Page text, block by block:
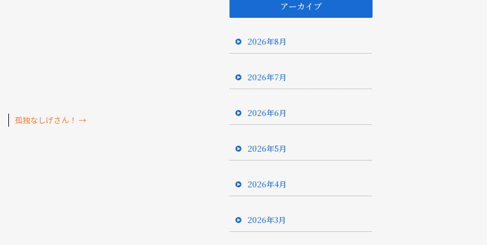
孤独なしげさん！ →
アーカイブ
2026年8月
2026年7月
2026年6月
2026年5月
2026年4月
2026年3月